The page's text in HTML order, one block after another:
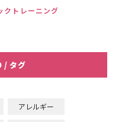
クトレーニング
/ タグ
アレルギー